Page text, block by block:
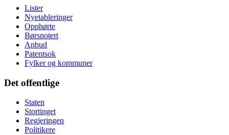
Lister
Nyetableringer
Opphørte
Børsnotert
Anbud
Patentsok
Fylker og kommuner
Det offentlige
Staten
Stortinget
Regjeringen
Politikere